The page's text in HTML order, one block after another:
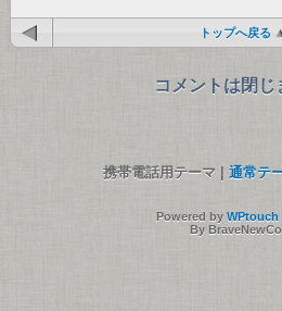
トップへ戻る
コメントは閉じ
携帯電話用テーマ | 通常テ
Powered by WPtouch
By